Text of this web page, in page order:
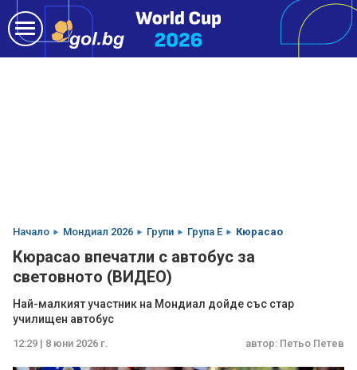
Начало Мондиал 2026 Групи Група E Кюрасао
Кюрасао впечатли с автобус за
световното (ВИДЕО)
Най-малкият участник на Мондиал дойде със стар
училищен автобус
12:29 | 8 юни 2026 г. автор: Петьо Петев